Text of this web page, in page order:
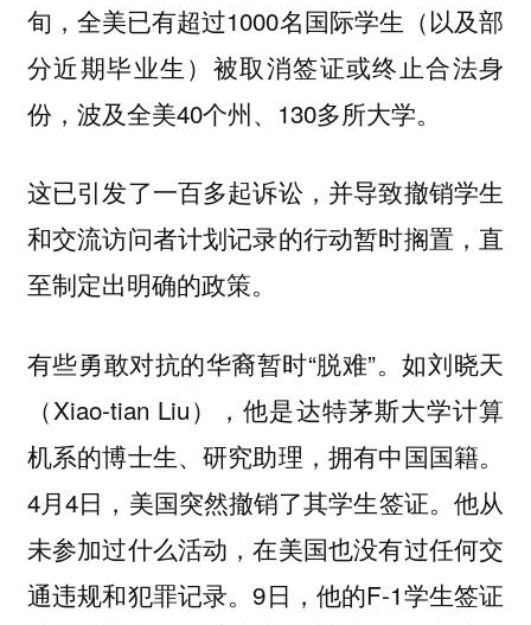
旬，全美已有超过1000名国际学生（以及部
分近期毕业生）被取消签证或终止合法身
份，波及全美40个州、130多所大学。
这已引发了一百多起诉讼，并导致撤销学生
和交流访问者计划记录的行动暂时搁置，直
至制定出明确的政策。
有些勇敢对抗的华裔暂时“脱难”。如刘晓天
（Xiao-tian Liu），他是达特茅斯大学计算
机系的博士生、研究助理，拥有中国国籍。
4月4日，美国突然撤销了其学生签证。他从
未参加过什么活动，在美国也没有过任何交
通违规和犯罪记录。9日，他的F-1学生签证